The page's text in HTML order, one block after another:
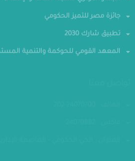
الجهاز المركزي للتعبئة العامة والإحصاء
جائزة مصر للتميز الحكومي
المعهد القومي للحوكمة والتنمية